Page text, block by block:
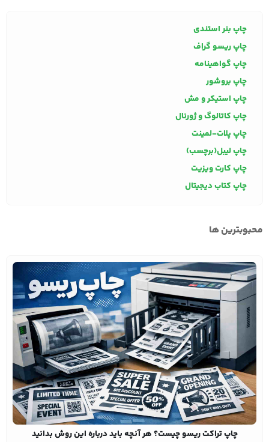
چاپ بنر استندی
چاپ ریسو گراف
چاپ گواهینامه
چاپ بروشور
چاپ استیکر و مش
چاپ کاتالوگ و ژورنال
چاپ پلات-لمینت
چاپ لیبل(برچسب)
چاپ کارت ویزیت
چاپ کتاب دیجیتال
محبوبترین ها
چاپ تراکت ریسو چیست؟ هر آنچه باید درباره این روش بدانید